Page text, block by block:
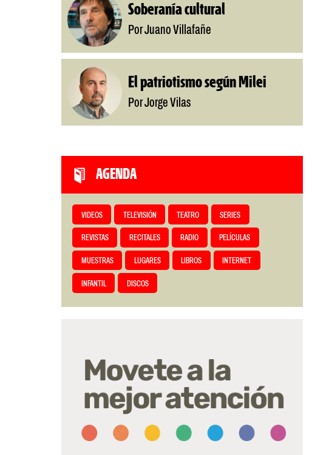
Soberanía cultural
Por Juano Villafañe
El patriotismo según Milei
Por Jorge Vilas
AGENDA
VIDEOS TELEVISIÓN TEATRO SERIES
REVISTAS RECITALES RADIO PELÍCULAS
MUESTRAS LUGARES LIBROS INTERNET
INFANTIL DISCOS